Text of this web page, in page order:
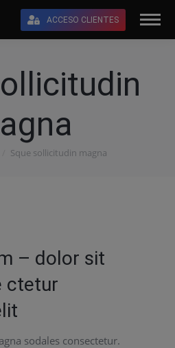
ACCESO CLIENTES
Sque sollicitudin magna
– dolor sit
ctetur
sodales consectetur.